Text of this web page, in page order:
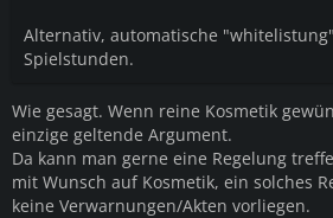
Alternativ, automatische
Spielstunden.
Wie gesagt. Wenn reine Kosmetik
einzige geltende Argument.
Da kann man gerne eine Regelung
mit Wunsch auf Kosmetik, ein solches
keine Verwarnungen/Akten vorliegen.